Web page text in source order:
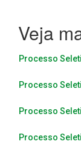
Processo
Processo
Processo
Processo